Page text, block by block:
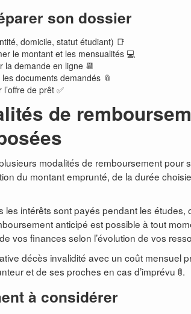
son dossier
domicile, statut étudiant) 📑
le montant et les mensualités 💻
la demande en ligne 📆
documents demandés 📎
de prêt ✅
de
modalités de remboursement pour
du montant emprunté, de la durée
intérêts sont payés pendant les études,
anticipé est possible à tout
vos finances selon l’évolution de vos
décès invalidité avec un coût mensuel
et de ses proches en cas d’imprévu 🚦.
à considérer